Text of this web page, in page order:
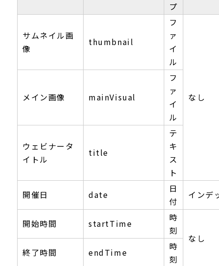
プ
サムネイル画
像
thumbnail
フ
ァ
イ
ル
なし
メイン画像 mainVisual
フ
ァ
イ
ル
ウェビナータ
イトル
title
テ
キ
ス
ト
開催日
date
日
付
インデ
開始時間 startTime
時
刻
なし
終了時間
endTime
時
刻